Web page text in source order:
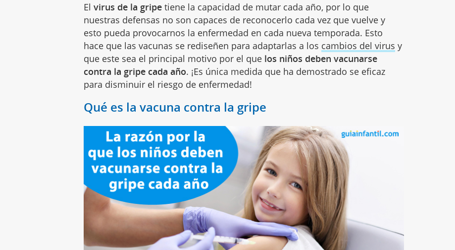
Elvirus de la gripe tiene la capacidad de mutar cada año, por lo que
nuestras defensas no son capaces de reconocerlo cada vez que vuelve y
esto pueda provocarnos la enfermedad en cada nueva temporada. Esto
hace que las vacunas se rediseñen para adaptarlas a los cambios del virus y
que este sea el principal motivo por el que los niños deben vacunarse
contra la gripe cada año. ¡Es única medida que ha demostrado se eficaz
para disminuir el riesgo de enfermedad!
Qué es la vacuna contra la gripe